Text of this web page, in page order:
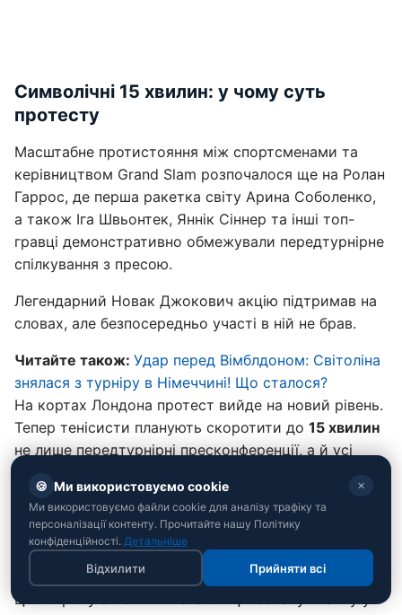
Символічні 15 хвилин: у чому суть
протесту
Масштабне протистояння між спортсменами та
керівництвом Grand Slam розпочалося ще на Ролан
Гаррос, де перша ракетка світу Арина Соболенко,
а також Іга Швьонтек, Яннік Сіннер та інші топ-
гравці демонстративно обмежували передтурнірне
спілкування з пресою.
Легендарний Новак Джокович акцію підтримав на
словах, але безпосередньо участі в ній не брав.
Читайте також: Удар перед Вімблдоном: Світоліна
знялася з турніру в Німеччині! Що сталося?
На кортах Лондона протест вийде на новий рівень.
Тепер тенісисти планують скоротити до 15 хвилин
не лише передтурнірні пресконференції, а й усі
змагань.
Ліміт у 15 хвилин обрано як символ. Він уособлює
15% доходів, які, за підрахунками гравців,
мейджор-турніри виділяють на виплату призових.
Цього року атлети вимагають фіксовану планку у
🍪 Ми використовуємо cookie ✕
Ми використовуємо файли cookie для аналізу трафіку та
персоналізації контенту. Прочитайте нашу Політику
конфіденційності. Детальніше
Відхилити Прийняти всі